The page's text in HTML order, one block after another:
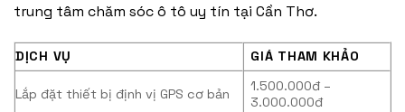
trung tâm chăm sóc ô tô uy tín tại Cần Thơ.
DỊCH VỤ GIÁ THAM KHẢO
Lắp đặt thiết bị định vị GPS cơ bản
1.500.000đ –
3.000.000đ